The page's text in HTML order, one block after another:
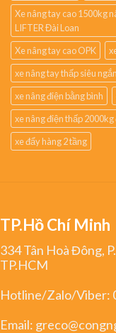
Xe nâng tay cao 1500kg
LIFTER Đài Loan
Xe nâng tay cao OPK
xe nâng tay thấp siêu ngắn
xe nâng điện bằng bình
xe nâng điện thấp
xe đẩy hàng 2 tầng
TP.Hồ Chí Minh
334 Tân Hoà Đông,
TP.HCM
Hotline/Zalo/Viber:
Email: